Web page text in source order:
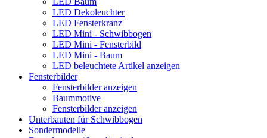
LED Dekoleuchter
LED Fensterkranz
LED Mini - Schwibbogen
LED Mini - Fensterbild
LED Mini - Baum
LED beleuchtete Artikel anzeigen
Fensterbilder
Fensterbilder anzeigen
Baummotive
Fensterbilder anzeigen
Unterbauten für Schwibbogen
Sondermodelle